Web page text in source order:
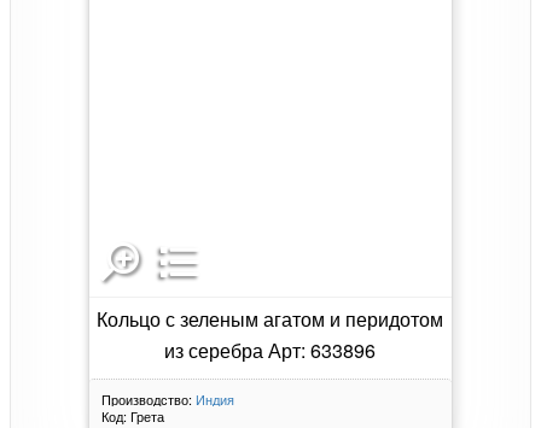
Кольцо с зеленым агатом и перидотом
из серебра Арт: 633896
Производство: Индия
Код: Грета